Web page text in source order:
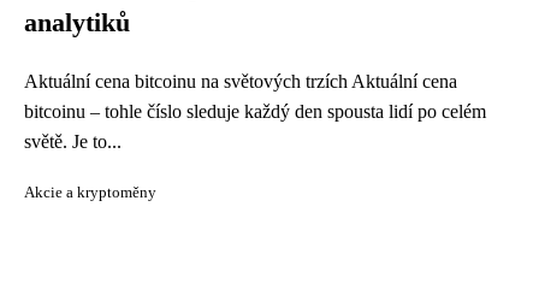
analytiků
Aktuální cena bitcoinu na světových trzích Aktuální cena
bitcoinu – tohle číslo sleduje každý den spousta lidí po celém
světě. Je to...
Akcie a kryptoměny